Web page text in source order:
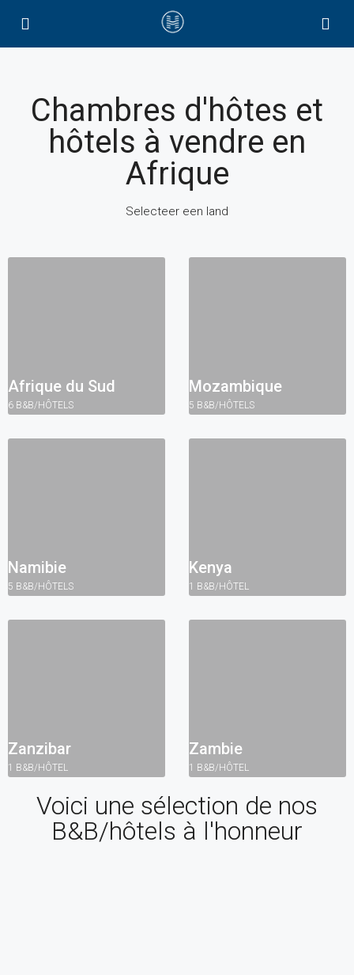
Chambres d'hôtes et
hôtels à vendre en
Afrique
Selecteer een land
Afrique du Sud
6 B&B/HÔTELS
Mozambique
5 B&B/HÔTELS
Namibie
5 B&B/HÔTELS
Kenya
1 B&B/HÔTEL
Zanzibar
1 B&B/HÔTEL
Zambie
1 B&B/HÔTEL
Voici une sélection de nos
B&B/hôtels à l'honneur